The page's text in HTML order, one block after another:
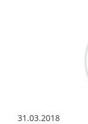
31.03.2018